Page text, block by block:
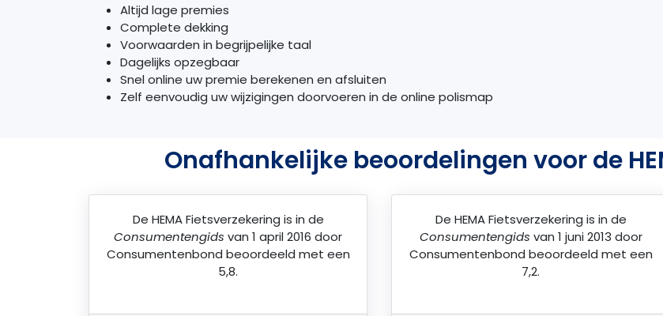
Altijd lage premies
Complete dekking
Voorwaarden in begrijpelijke taal
Dagelijks opzegbaar
Snel online uw premie berekenen en afsluiten
Zelf eenvoudig uw wijzigingen doorvoeren in de online polismap
Onafhankelijke beoordelingen voor de
De HEMA Fietsverzekering is in de
Consumentengids van 1 april 2016 door
Consumentenbond beoordeeld met een
5,8.
De HEMA Fietsverzekering is in de
Consumentengids van 1 juni 2013 door
Consumentenbond beoordeeld met een
7,2.